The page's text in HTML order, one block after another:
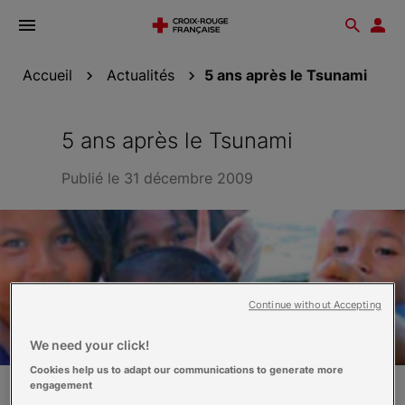
Ouvrir
Accueil Actualités 5 ans après le Tsunami
5 ans après le Tsunami
Publié le 31 décembre 2009
We need your click!
Cookies help us to adapt our communications to generate more
engagement
Continue without Accepting